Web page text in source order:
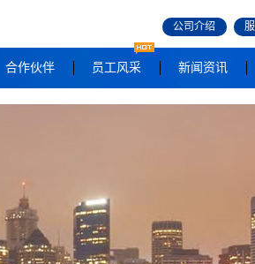
公司介绍
合作伙伴 员工风采 新闻资讯